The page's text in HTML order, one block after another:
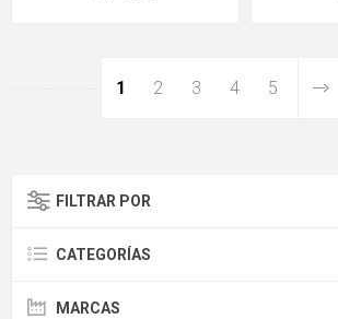
1 2 3 4 5
FILTRAR POR
CATEGORÍAS
MARCAS